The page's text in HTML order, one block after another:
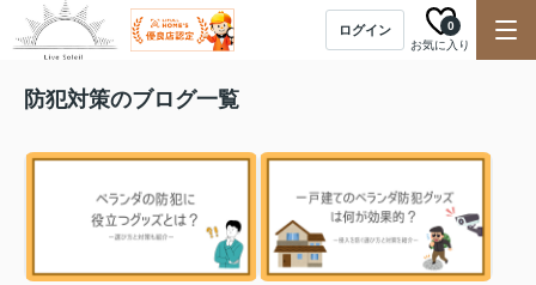
ログイン
お気に入り
0
防犯対策のブログ一覧